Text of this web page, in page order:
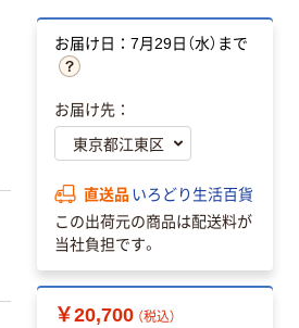
お届け日：7月29日（水）まで
お届け先：
直送品 いろどり生活百貨
この出荷元の商品は配送料が
当社負担です。
￥20,700 （税込）